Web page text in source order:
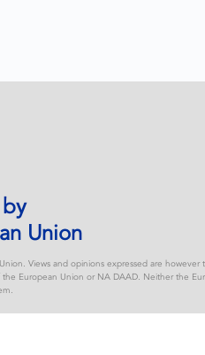
Union
Views and opinions expressed are
the European Union or NA DAAD. Neither the